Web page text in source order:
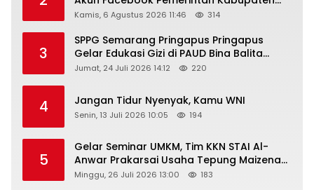
Rembang “Dirujak” Warganet
Kamis, 6 Agustus 2026 11:46 314
3
SPPG Semarang Pringapus Pringapus
Gelar Edukasi Gizi di PAUD Bina Balita
Peringati Hari Anak Nasional 2026
Jumat, 24 Juli 2026 14:12 220
4 Jangan Tidur Nyenyak, Kamu WNI
Senin, 13 Juli 2026 10:05 194
5
Gelar Seminar UMKM, Tim KKN STAI Al-
Anwar Prakarsai Usaha Tepung Maizena
di Logung
Minggu, 26 Juli 2026 13:00 183